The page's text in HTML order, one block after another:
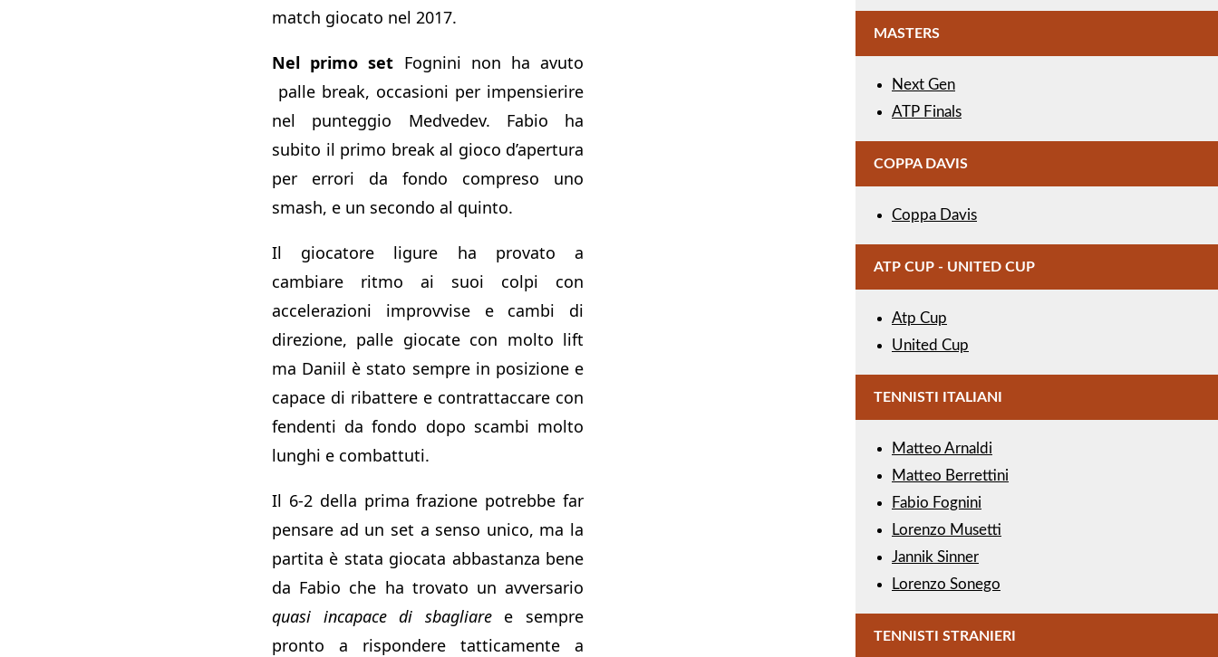
match giocato nel 2017.
Nel primo set Fognini non ha avuto
palle break, occasioni per impensierire
nel punteggio Medvedev. Fabio ha
subito il primo break al gioco d’apertura
per errori da fondo compreso uno
smash, e un secondo al quinto.
Il giocatore ligure ha provato a
cambiare ritmo ai suoi colpi con
accelerazioni improvvise e cambi di
direzione, palle giocate con molto lift
ma Daniil è stato sempre in posizione e
capace di ribattere e contrattaccare con
fendenti da fondo dopo scambi molto
lunghi e combattuti.
Il 6-2 della prima frazione potrebbe far
pensare ad un set a senso unico, ma la
partita è stata giocata abbastanza bene
da Fabio che ha trovato un avversario
quasi incapace di sbagliaree sempre
pronto a rispondere tatticamente a
MASTERS
Next Gen
ATP Finals
COPPA DAVIS
Coppa Davis
ATP CUP - UNITED CUP
Atp Cup
United Cup
TENNISTI ITALIANI
Matteo Arnaldi
Matteo Berrettini
Fabio Fognini
Lorenzo Musetti
Jannik Sinner
Lorenzo Sonego
TENNISTI STRANIERI